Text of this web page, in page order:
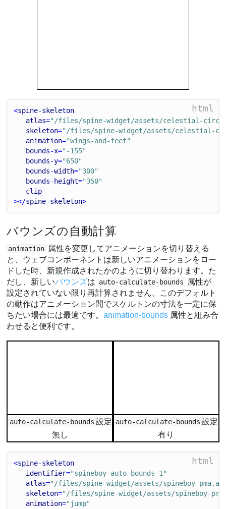
html
<spine-skeleton
atlas="/files/spine-widget/assets/celestial-
skeleton="/files/spine-widget/assets/celestial-
animation="wings-and-feet"
bounds-x="-155"
bounds-y="650"
bounds-width="300"
bounds- height="350"
clip
></spine-skeleton>
バウンズの自動計算
animation 属性を変更してアニメーションを切り替える
と、ウェブコンポーネントは新しいアニメーションをロー
ドした時、新規作成されたかのように切り替わります。た
だし、新しいバウンズは auto-calculate-bounds
属性が
設定されていない限り再計算されません。このデフォルト
の動作はアニメーション間でスケルトンの寸法を一定に保
ちたい場合には最適です。animation-bounds 属性と組み合
わせると便利です。
auto-calculate-bounds 設定
無し
auto-calculate-bounds 設定
有り
html
<spine-skeleton
identifier="spineboy-auto-bounds-1"
atlas="/files/spine-widget/assets/spineboy-
skeleton="/files/spine-widget/assets/spineboy-
animation="jump"